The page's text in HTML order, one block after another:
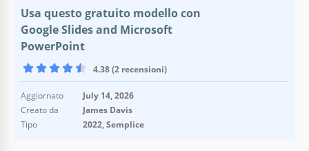
Usa questo gratuito modello con
Google Slides and Microsoft
PowerPoint
4.38 (2 recensioni)
Aggiornato
July 14, 2026
Creato da
James Davis
Tipo
2022, Semplice